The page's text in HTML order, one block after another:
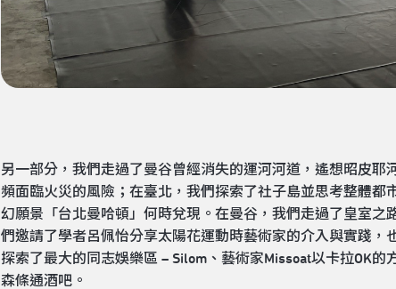
另一部分，我們走過了曼谷曾經消失的運河河道，遙想昭皮
頻面臨火災的風險；在臺北，我們探索了社子島並思考整體
幻願景「台北曼哈頓」何時兌現。在曼谷，我們走過了皇室
們邀請了學者呂佩怡分享太陽花運動時藝術家的介入與實踐
探索了最大的同志娛樂區 – Silom、藝術家Missoat以卡拉OK
森條通酒吧。